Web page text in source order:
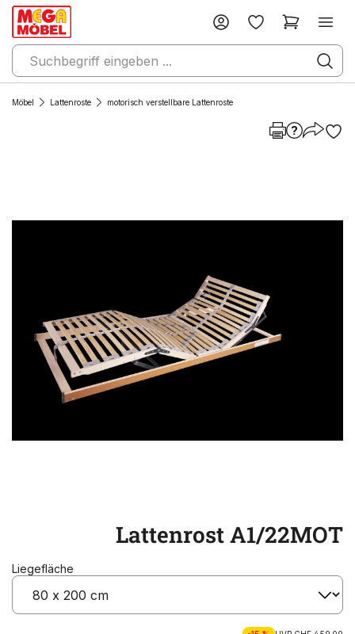
Möbel Lattenroste motorisch verstellbare Lattenroste
Lattenrost A1/22MOT
Liegefläche